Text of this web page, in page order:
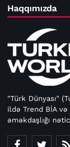
Haqqımızda
"Türk Dünyası"
ildə Trend BİA
əməkdaşlığı